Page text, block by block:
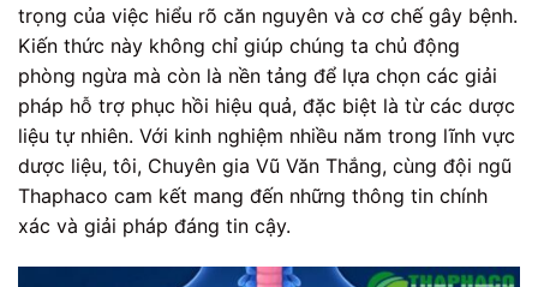
trọng của việc hiểu rõ căn nguyên và cơ chế gây bệnh.
Kiến thức này không chỉ giúp chúng ta chủ động
phòng ngừa mà còn là nền tảng để lựa chọn các giải
pháp hỗ trợ phục hồi hiệu quả, đặc biệt là từ các dược
liệu tự nhiên. Với kinh nghiệm nhiều năm trong lĩnh vực
dược liệu, tôi, Chuyên gia Vũ Văn Thắng, cùng đội ngũ
Thaphaco cam kết mang đến những thông tin chính
xác và giải pháp đáng tin cậy.